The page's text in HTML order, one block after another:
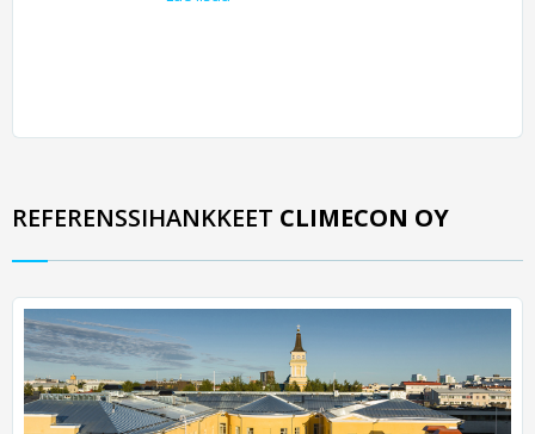
REFERENSSIHANKKEET CLIMECON OY